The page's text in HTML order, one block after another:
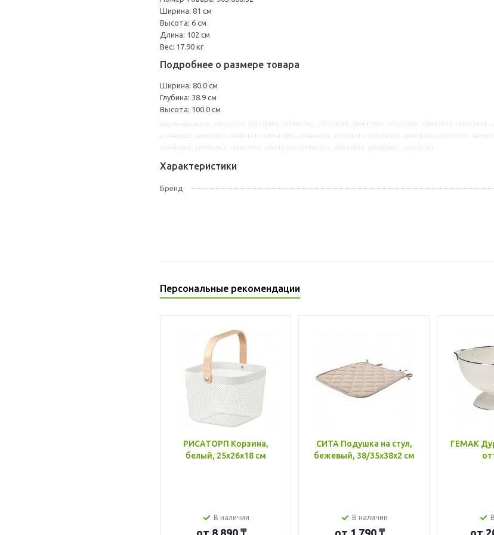
Ширина: 81 см
Высота: 6 см
Длина: 102 см
Вес: 17.90 кг
Подробнее о размере товара
Ширина: 80.0 см
Глубина: 38.9 см
Высота: 100.0 см
Характеристики
Бренд
Персональные рекомендации
РИСАТОРП Корзина,
белый, 25x26x18 см
В наличии
от 8 890 ₸
СИТА Подушка на стул,
бежевый, 38/35x38x2 см
В наличии
от 1 790 ₸
ГЕМАК
от